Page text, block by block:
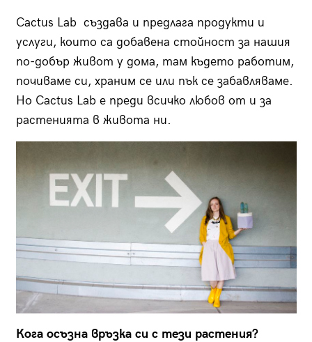
Cactus Lab създава и предлага продукти и
услуги, които са добавена стойност за нашия
по-добър живот у дома, там където работим,
почиваме си, храним се или пък се забавляваме.
Но Cactus Lab e преди всичко любов от и за
растенията в живота ни.
Кога осъзна връзка си с тези растения?